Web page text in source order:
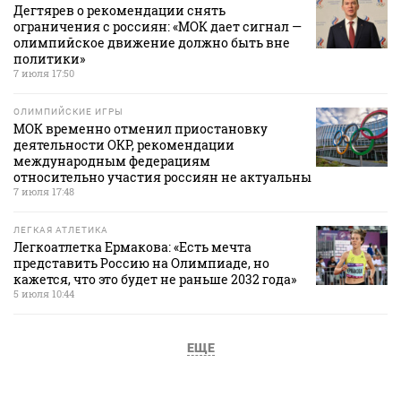
Дегтярев о рекомендации снять
ограничения с россиян: «МОК дает сигнал —
олимпийское движение должно быть вне
политики»
7 июля 17:50
ОЛИМПИЙСКИЕ ИГРЫ
МОК временно отменил приостановку
деятельности ОКР, рекомендации
международным федерациям
относительно участия россиян не актуальны
7 июля 17:48
ЛЕГКАЯ АТЛЕТИКА
Легкоатлетка Ермакова: «Есть мечта
представить Россию на Олимпиаде, но
кажется, что это будет не раньше 2032 года»
5 июля 10:44
ЕЩЕ